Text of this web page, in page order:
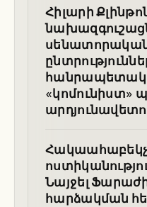
Հիլարի
Նայջել
հարձակման